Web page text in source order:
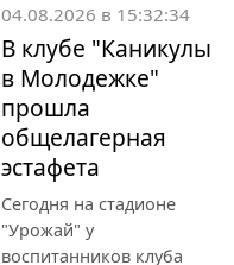
04.08.2026 в 15:32:34
В клубе "Каникулы
в Молодежке"
прошла
общелагерная
эстафета
Сегодня на стадионе
"Урожай" у
воспитанников клуба